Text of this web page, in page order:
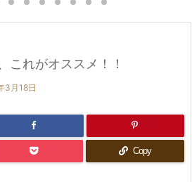
これがオススメ！！
3月18日
Copy